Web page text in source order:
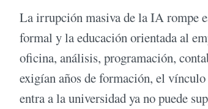
La irrupción masiva de la IA rompe
formal y la educación orientada al
oficina, análisis, programación,
exigían años de formación, el
entra a la universidad ya no puede